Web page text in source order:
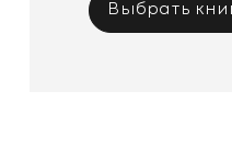
Выбрать